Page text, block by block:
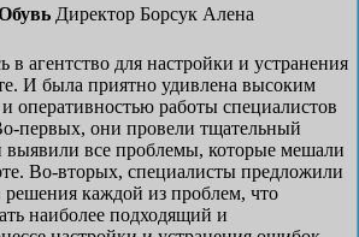
Директор Борсук Алена
в агентство для настройки и устранения
И была приятно удивлена высоким
оперативностью работы специалистов
первых, они провели тщательный
выявили все проблемы, которые мешали
Во-вторых, специалисты предложили
решения каждой из проблем, что
наиболее подходящий и